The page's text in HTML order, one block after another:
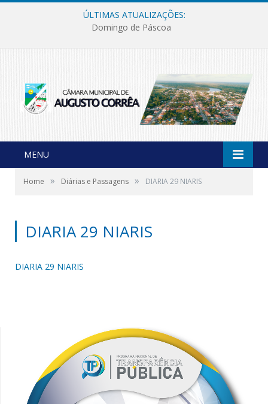
ÚLTIMAS ATUALIZAÇÕES:
Domingo de Páscoa
MENU
Home » Diárias e Passagens » DIARIA 29 NIARIS
DIARIA 29 NIARIS
DIARIA 29 NIARIS